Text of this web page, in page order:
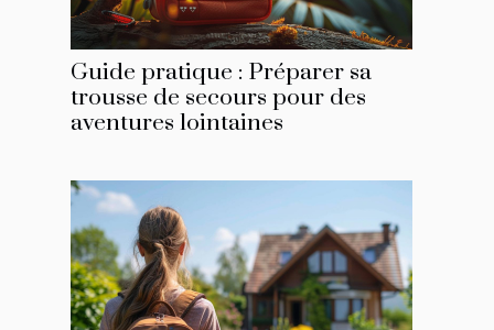
Guide pratique : Préparer sa
trousse de secours pour des
aventures lointaines